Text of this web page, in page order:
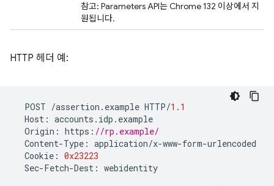
참고: Parameters API는 Chrome 132 이상에서 지
원됩니다.
HTTP 헤더 예:
POST /assertion . example HTTP/1.1
Host : accounts . idp . example
Origin : https : //rp.example/
Content-Type : application/x-www-form-urlencoded
Cookie : 0x23223
Sec-Fetch-Dest : webidentity